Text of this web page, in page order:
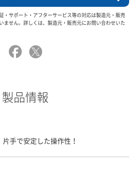
・サポート・アフターサービス等の対応は製造元・販売
ません。詳しくは、製造元・販売元にお問い合わせいた
製品情報
手で安定した操作性！